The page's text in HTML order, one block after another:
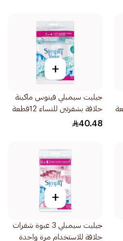
+
جيليت سيمبلي فينوس ماكينة
حلاقة بشفرتين للنساء 12قطعة
40.48
+
جيليت سيمبلي 3 عبوة شفرات
حلاقة للاستخدام مرة واحدة